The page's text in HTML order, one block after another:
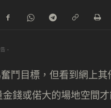
-
鬥目標，但看到網上其
錢或偌大的場地空間